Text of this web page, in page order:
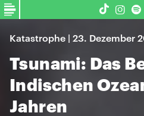
Katastrophe | 23. Dezember
Tsunami: Das
Indischen
Jahren